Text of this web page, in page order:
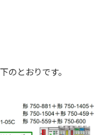
のとおりです。